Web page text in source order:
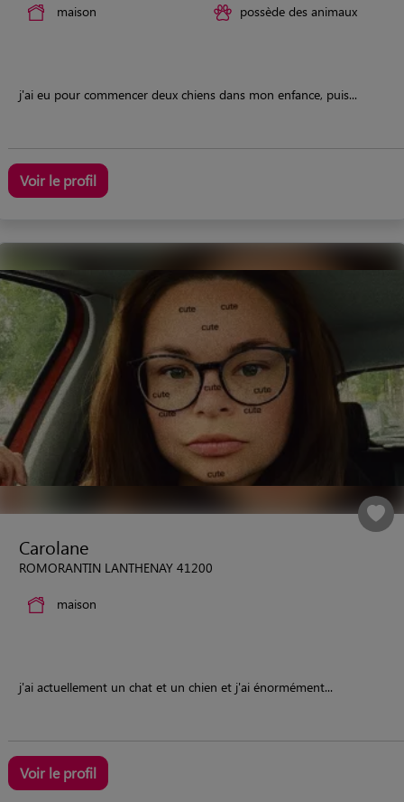
maison possède des animaux
j'ai eu pour commencer deux chiens dans mon enfance, puis...
Voir le profil
Carolane
ROMORANTIN LANTHENAY 41200
maison
j'ai actuellement un chat et un chien et j'ai énormément...
Voir le profil